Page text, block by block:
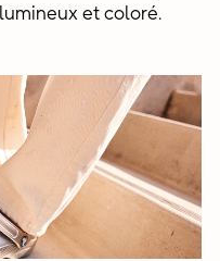
et coloré.